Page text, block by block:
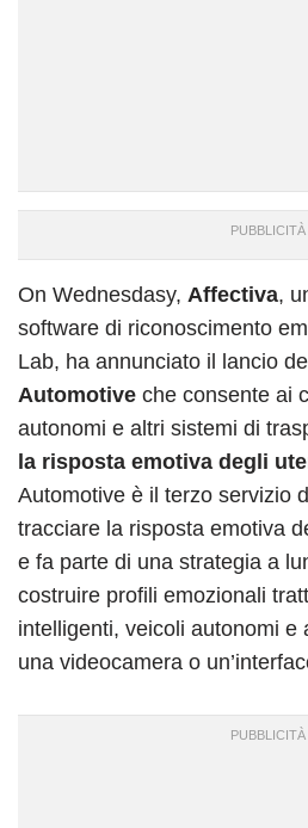
On Wednesdasy, Affectiva,
software di riconoscimento
Lab, ha annunciato il lancio
Automotive che consente ai
autonomi e altri sistemi di
la risposta emotiva degli
Automotive è il terzo servizio
tracciare la risposta emotiva
e fa parte di una strategia a
costruire profili emozionali
intelligenti, veicoli autonomi e
una videocamera o